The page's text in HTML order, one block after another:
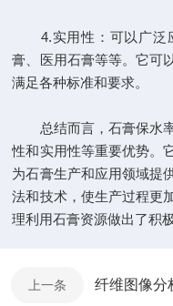
4.实用性：可以广泛
膏、医用石膏等等。它可
满足各种标准和要求。
总结而言，石膏保水率
性和实用性等重要优势。
为石膏生产和应用领域提
法和技术，使生产过程更
理利用石膏资源做出了积
上一条 纤维图像分